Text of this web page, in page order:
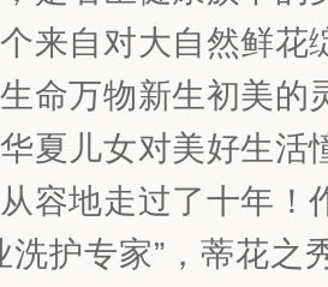
来自对大自然鲜花
命万物新生初美的
夏儿女对美好生活
容地走过了十年！
洗护专家”，蒂花之